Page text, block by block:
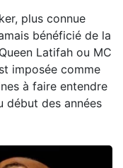
plus connue
bénéficié de la
Latifah ou MC
imposée comme
à faire entendre
début des années